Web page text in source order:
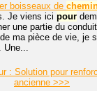
boisseaux de
Je viens ici pour
une partie du
ma pièce de vie, je
Une...
: Solution pour
ancienne >>>